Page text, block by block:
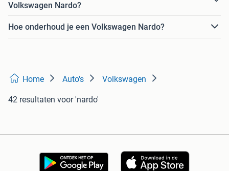
Volkswagen Nardo?
Hoe onderhoud je een Volkswagen Nardo?
Home Auto's Volkswagen
42 resultaten voor 'nardo'